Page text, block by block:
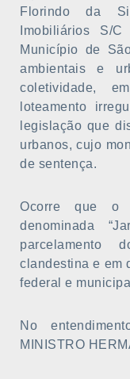
Florindo da
Imobiliários S/
Município de
ambientais e
coletividade,
loteamento
legislação que
urbanos, cujo
de sentença.
Ocorre que o
denominada
parcelamento
clandestina e em
federal e
No
MINISTRO